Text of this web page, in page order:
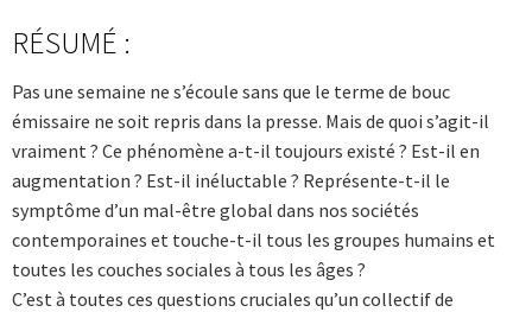
RÉSUMÉ :
Pas une semaine ne s’écoule sans que le terme de bouc
émissaire ne soit repris dans la presse. Mais de quoi s’agit-il
vraiment ? Ce phénomène a-t-il toujours existé ? Est-il en
augmentation ? Est-il inéluctable ? Représente-t-il le
symptôme d’un mal-être global dans nos sociétés
contemporaines et touche-t-il tous les groupes humains et
toutes les couches sociales à tous les âges ?
C’est à toutes ces questions cruciales qu’un collectif de